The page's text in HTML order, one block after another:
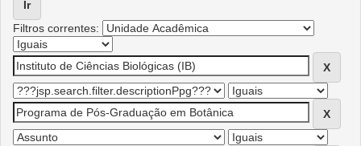
Filtros correntes: